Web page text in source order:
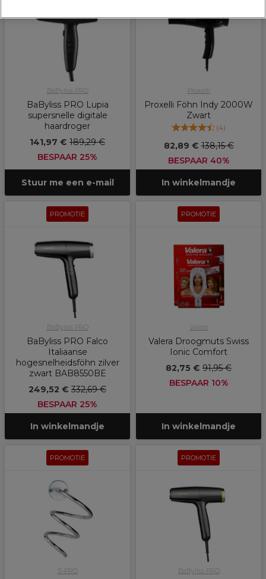
BaByliss PRO
BaByliss PRO Lupia
supersnelle digitale
haardroger
141,97 € 189,29 €
BESPAAR 25%
Stuur me een e-mail
Proxelli
Proxelli Föhn Indy 2000W
Zwart
(4)
82,89 €138,15 €
BESPAAR 40%
In winkelmandje
PROMOTIE
BaByliss PRO
BaByliss PRO Falco
Italiaanse
hogesnelheidsföhn zilver
zwart BAB8550BE
249,52 € 332,69 €
BESPAAR 25%
In winkelmandje
PROMOTIE
Valera
Valera Droogmuts Swiss
Ionic Comfort
82,75 € 91,95 €
BESPAAR 10%
In winkelmandje
PROMOTIE
S-PRO
PROMOTIE
BaByliss PRO